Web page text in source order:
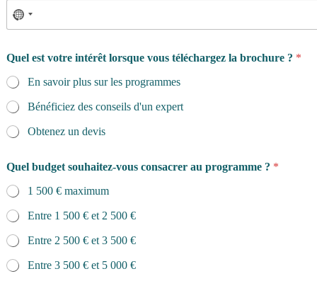
Quel est votre intérêt lorsque vous téléchargez la brochure ? *
En savoir plus sur les programmes
Bénéficiez des conseils d'un expert
Obtenez un devis
u
*
l
a
Quel budget souhaitez-vous consacrer au programme ? *
1 500 € maximum
Entre 1 500 € et 2 500 €
Entre 2 500 € et 3 500 €
Entre 3 500 € et 5 000 €